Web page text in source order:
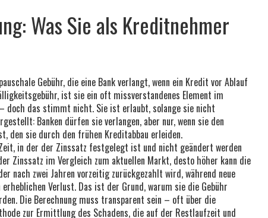
Was Sie als Kreditnehmer
Gebühr, die eine Bank verlangt, wenn ein Kredit vor Ablauf
, ist sie ein oft missverstandenes Element im
doch das stimmt nicht. Sie ist erlaubt, solange sie nicht
Banken dürfen sie verlangen, aber nur, wenn sie den
den sie durch den frühen Kreditabbau erleiden.
in der der Zinssatz festgelegt ist und nicht geändert werden
Zinssatz im Vergleich zum aktuellen Markt, desto höher kann die
nach zwei Jahren vorzeitig zurückgezahlt wird, während neue
Verlust. Das ist der Grund, warum sie die Gebühr
Die Berechnung muss transparent sein – oft über die
zur Ermittlung des Schadens, die auf der Restlaufzeit und